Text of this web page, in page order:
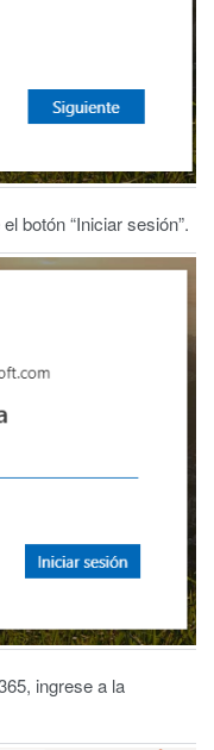
botón “Iniciar sesión”.
ingrese a la